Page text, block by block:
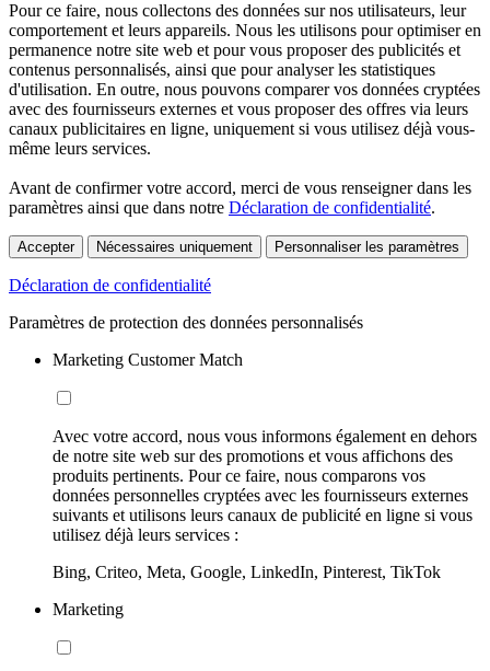
Pour ce faire, nous collectons des données sur nos utilisateurs, leur
comportement et leurs appareils. Nous les utilisons pour optimiser en
permanence notre site web et pour vous proposer des publicités et
contenus personnalisés, ainsi que pour analyser les statistiques
d'utilisation. En outre, nous pouvons comparer vos données cryptées
avec des fournisseurs externes et vous proposer des offres via leurs
canaux publicitaires en ligne, uniquement si vous utilisez déjà vous-
même leurs services.
Avant de confirmer votre accord, merci de vous renseigner dans les
paramètres ainsi que dans notre Déclaration de confidentialité.
Accepter Nécessaires uniquement Personnaliser les paramètres
Déclaration de confidentialité
Paramètres de protection des données personnalisés
Marketing Customer Match
Avec votre accord, nous vous informons également en dehors
de notre site web sur des promotions et vous affichons des
produits pertinents. Pour ce faire, nous comparons vos
données personnelles cryptées avec les fournisseurs externes
suivants et utilisons leurs canaux de publicité en ligne si vous
utilisez déjà leurs services :
Bing, Criteo, Meta, Google, LinkedIn, Pinterest, TikTok
Marketing